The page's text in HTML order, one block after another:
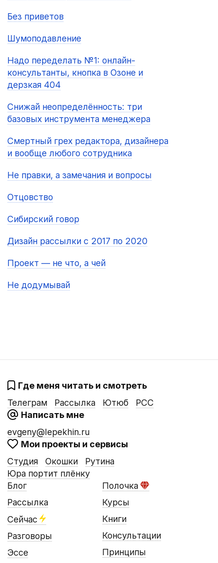
Без приветов
Шумоподавление
Надо переделать №1: онлайн-
консультанты, кнопка в Озоне и
дерзкая 404
Снижай неопределённость: три
базовых инструмента менеджера
Смертный грех редактора, дизайнера
и вообще любого сотрудника
Не правки, а замечания и вопросы
Отцовство
Сибирский говор
Дизайн рассылки с 2017 по 2020
Проект — не что, а чей
Не додумывай
Где меня читать и смотреть
Телеграм
Рассылка Ютюб
РСС
Написать мне
evgeny@lepekhin.ru
Мои проекты и сервисы
Студия
Окошки
Юра портит плёнку
Рутина
Блог
Рассылка
Сейчас
Разговоры
Эссе
Полочка
Курсы
Книги
Консультации
Принципы